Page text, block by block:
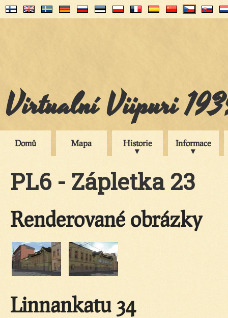
Virtualní Viipuri
Domů Mapa Historie Informace
PL6 - Zápletka 23
Renderované obrázky
Linnankatu 34